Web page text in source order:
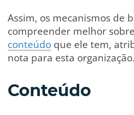
Assim, os mecanismos de
compreender melhor
conteúdo que ele tem,
nota para esta organização.
Conteúdo